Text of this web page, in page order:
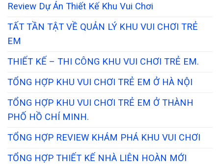
Review Dự Án Thiết Kế Khu Vui Chơi
TẤT TẦN TẬT VỀ QUẢN LÝ KHU VUI CHƠI TRẺ
EM
THIẾT KẾ – THI CÔNG KHU VUI CHƠI TRẺ EM.
TỔNG HỢP KHU VUI CHƠI TRẺ EM Ở HÀ NỘI
TỔNG HỢP KHU VUI CHƠI TRẺ EM Ở THÀNH
PHỐ HỒ CHÍ MINH.
TỔNG HỢP REVIEW KHÁM PHÁ KHU VUI CHƠI
TỔNG HỢP THIẾT KẾ NHÀ LIÊN HOÀN MỚI